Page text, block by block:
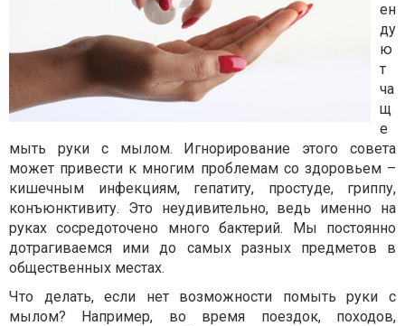
ен
ду
ю
т
ча
щ
е
мыть руки с мылом. Игнорирование этого совета
может привести к многим проблемам со здоровьем –
кишечным инфекциям, гепатиту, простуде, гриппу,
конъюнктивиту. Это неудивительно, ведь именно на
руках сосредоточено много бактерий. Мы постоянно
дотрагиваемся ими до самых разных предметов в
общественных местах.
Что делать, если нет возможности помыть руки с
мылом? Например, во время поездок, походов,